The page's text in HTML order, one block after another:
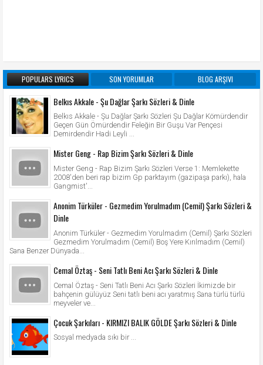
POPULARS LYRICS SON YORUMLAR BLOG ARŞIVI
Belkıs Akkale - Şu Dağlar Şarkı Sözleri & Dinle
Belkıs Akkale - Şu Dağlar Şarkı Sözleri Şu Dağlar Kömürdendir
Geçen Gün Ömürdendir Feleğin Bir Guşu Var Pençesi
Demirdendir Hadi Leyli ...
Mister Geng - Rap Bizim Şarkı Sözleri & Dinle
Mister Geng - Rap Bizim Şarkı Sözleri Verse 1: Memlekette
2008'den beri rap bizim Gp parktayım (gazipaşa parkı), hala
Gangmist'...
Anonim Türküler - Gezmedim Yorulmadım (Cemil) Şarkı Sözleri &
Dinle
Anonim Türküler - Gezmedim Yorulmadım (Cemil) Şarkı Sözleri
Gezmedim Yorulmadım (Cemil) Boş Yere Kırılmadım (Cemil)
Sana Benzer Dünyada...
Cemal Öztaş - Seni Tatlı Beni Acı Şarkı Sözleri & Dinle
Cemal Öztaş - Seni Tatlı Beni Acı Şarkı Sözleri İkimizde bir
bahçenin gülüyüz Seni tatlı beni acı yaratmış Sana türlü türlü
meyveler ve...
Çocuk Şarkıları - KIRMIZI BALIK GÖLDE Şarkı Sözleri & Dinle
Sosyal medyada sıkı bir ...